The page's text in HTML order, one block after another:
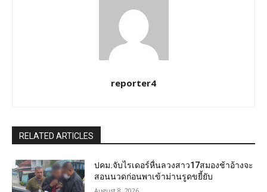
reporter4
RELATED ARTICLES
ปคม.จับไรเดอร์หื่นลวงสาว17สมองช้าอ้างจะ
สอนนวดก่อนพาเข้าม่านรูดขยี้ยับ